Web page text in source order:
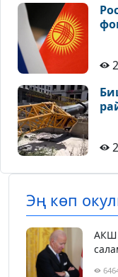
Эң көп
АКШ